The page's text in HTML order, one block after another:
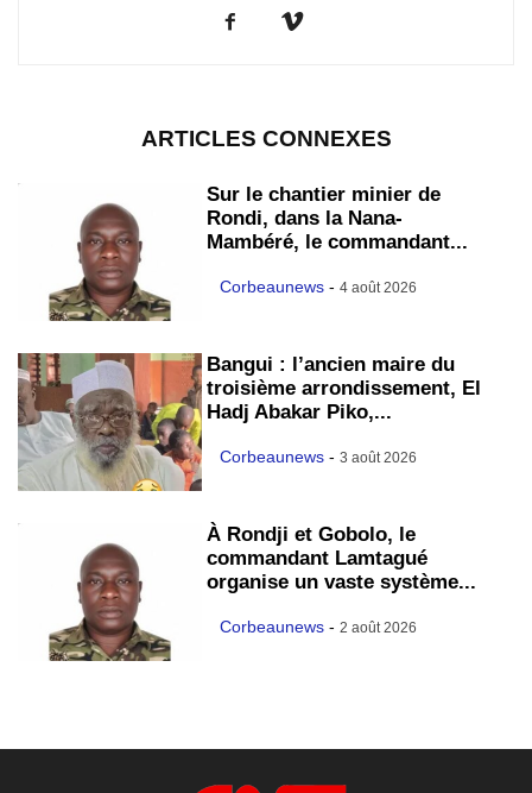
ARTICLES CONNEXES
Sur le chantier minier de
Rondi, dans la Nana-
Mambéré, le commandant...
Corbeaunews - 4 août 2026
Bangui : l’ancien maire du
troisième arrondissement, El
Hadj Abakar Piko,...
Corbeaunews - 3 août 2026
À Rondji et Gobolo, le
commandant Lamtagué
organise un vaste système...
Corbeaunews - 2 août 2026